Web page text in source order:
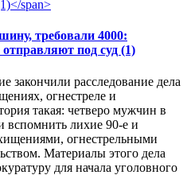
требовали 4000:
под суд (1)
закончили расследование дела
огнестреле и
такая: четверо мужчин в
вспомнить лихие 90-е и
огнестрельными
Материалы этого дела
для начала уголовного